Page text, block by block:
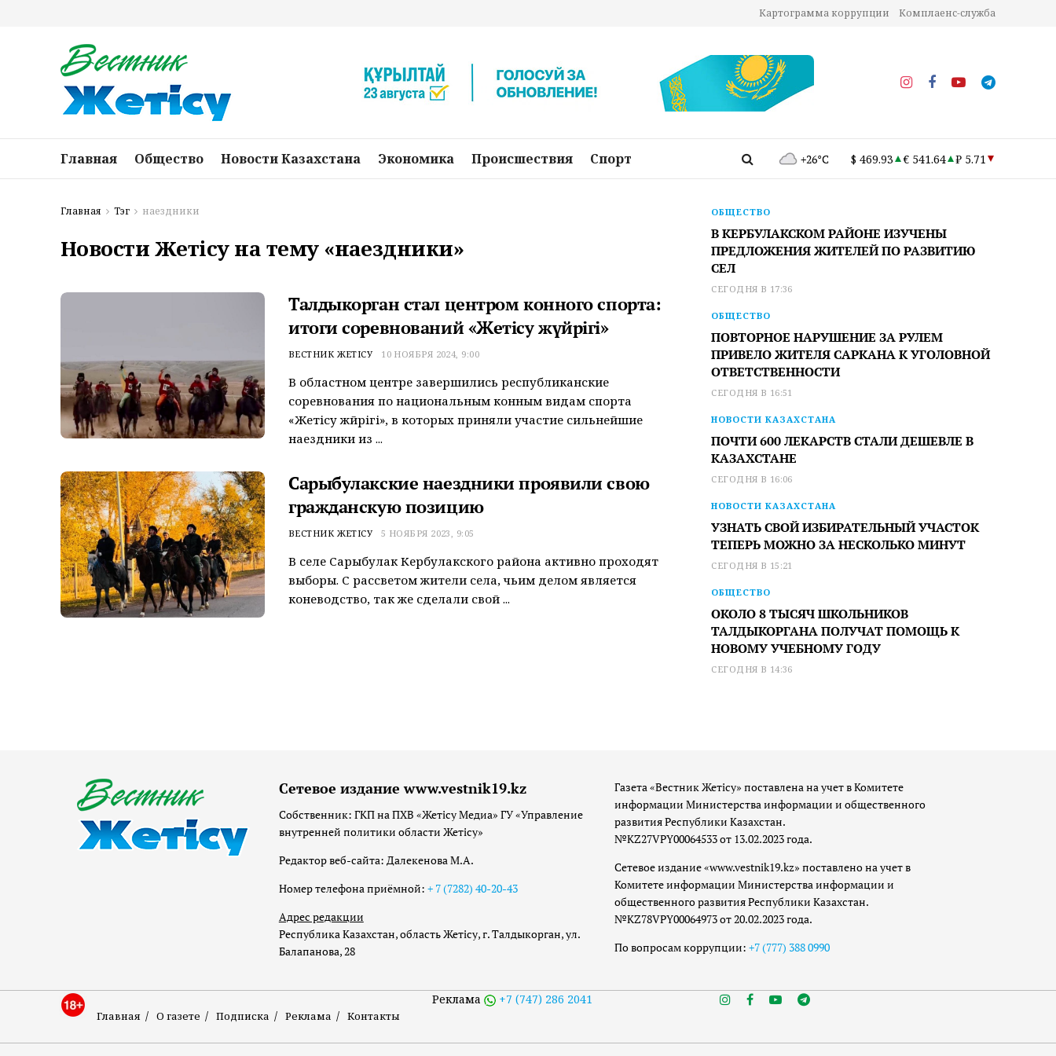
Картограмма коррупции Комплаенс-служба
Главная Общество Новости Казахстана Экономика Происшествия Спорт +26°C $ 469.93 € 541.64 ₽ 5.71
Главная Тэг наездники
Новости Жетісу на тему «наездники»
Талдыкорган стал центром конного спорта:
итоги соревнований «Жетісу жүйрігі»
ВЕСТНИК ЖЕТІСУ 10 НОЯБРЯ 2024, 9:00
В областном центре завершились республиканские
соревнования по национальным конным видам спорта
«Жетісу жүйрігі», в которых приняли участие сильнейшие
наездники из ...
Сарыбулакские наездники проявили свою
гражданскую позицию
ВЕСТНИК ЖЕТІСУ 5 НОЯБРЯ 2023, 9:05
В селе Сарыбулак Кербулакского района активно проходят
выборы. С рассветом жители села, чьим делом является
коневодство, так же сделали свой ...
ОБЩЕСТВО
В КЕРБУЛАКСКОМ РАЙОНЕ ИЗУЧЕНЫ
ПРЕДЛОЖЕНИЯ ЖИТЕЛЕЙ ПО РАЗВИТИЮ
СЕЛ
СЕГОДНЯ В 17:36
ОБЩЕСТВО
ПОВТОРНОЕ НАРУШЕНИЕ ЗА РУЛЕМ
ПРИВЕЛО ЖИТЕЛЯ САРКАНА К УГОЛОВНОЙ
ОТВЕТСТВЕННОСТИ
СЕГОДНЯ В 16:51
НОВОСТИ КАЗАХСТАНА
ПОЧТИ 600 ЛЕКАРСТВ СТАЛИ ДЕШЕВЛЕ В
КАЗАХСТАНЕ
СЕГОДНЯ В 16:06
НОВОСТИ КАЗАХСТАНА
УЗНАТЬ СВОЙ ИЗБИРАТЕЛЬНЫЙ УЧАСТОК
ТЕПЕРЬ МОЖНО ЗА НЕСКОЛЬКО МИНУТ
СЕГОДНЯ В 15:21
ОБЩЕСТВО
ОКОЛО 8 ТЫСЯЧ ШКОЛЬНИКОВ
ТАЛДЫКОРГАНА ПОЛУЧАТ ПОМОЩЬ К
НОВОМУ УЧЕБНОМУ ГОДУ
СЕГОДНЯ В 14:36
Сетевое издание www.vestnik19.kz
Собственник: ГКП на ПХВ «Жетісу Медиа» ГУ «Управление
внутренней политики области Жетісу»
Редактор веб-сайта: Далекенова М.А.
Номер телефона приёмной: + 7 (7282) 40-20-43
Адрес редакции
Республика Казахстан, область Жетісу, г. Талдыкорган, ул.
Балапанова, 28
Газета «Вестник Жетісу» поставлена на учет в Комитете
информации Министерства информации и общественного
развития Республики Казахстан.
№KZ27VPY00064533 от 13.02.2023 года.
Сетевое издание «www.vestnik19.kz» поставлено на учет в
Комитете информации Министерства информации и
общественного развития Республики Казахстан.
№KZ78VPY00064973 от 20.02.2023 года.
По вопросам коррупции: +7 (777) 388 0990
Главная О газете Подписка Реклама Контакты
Реклама +7 (747) 286 2041